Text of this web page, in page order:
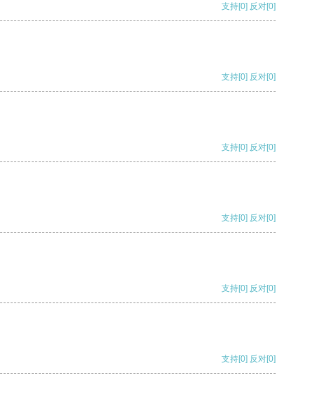
支持[0] 反对[0]
支持[0] 反对[0]
支持[0] 反对[0]
支持[0] 反对[0]
支持[0] 反对[0]
支持[0] 反对[0]